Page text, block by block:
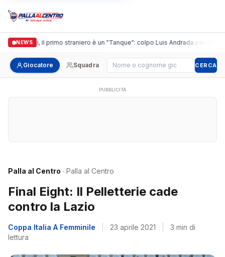
NEWS
Casalguidi, il primo straniero è un "Tanque": colpo Luis Andrada per il
Giocatore Squadra Cerca giocatore CERCA
PUBBLICITÀ
Palla al Centro · Palla al Centro
Final Eight: Il Pelletterie cade
contro la Lazio
Coppa Italia A Femminile 23 aprile 2021
3 min di
lettura